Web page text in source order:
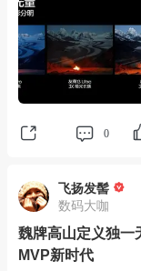
0
飞扬发髻
数码大咖
魏牌高山定义独一
MVP新时代